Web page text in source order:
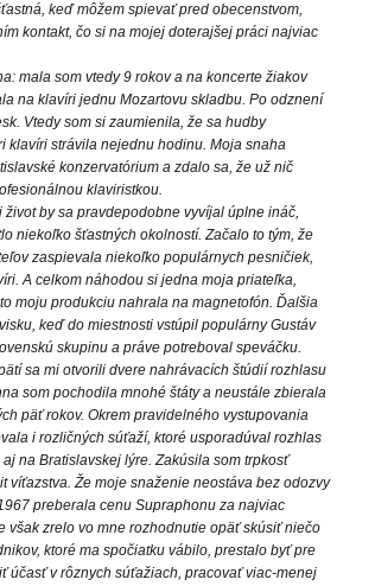
keď môžem spievať pred obecenstvom,
kontakt, čo si na mojej doterajšej práci najviac
mala som vtedy 9 rokov a na koncerte žiakov
na klavíri jednu Mozartovu skladbu. Po odznení
Vtedy som si zaumienila, že sa hudby
klavíri strávila nejednu hodinu. Moja snaha
konzervatórium a zdalo sa, že už nič
klaviristkou.
by sa pravdepodobne vyvíjal úplne ináč,
niekoľko šťastných okolností. Začalo to tým, že
zaspievala niekoľko populárnych pesničiek,
A celkom náhodou si jedna moja priateľka,
moju produkciu nahrala na magnetofón. Ďalšia
keď do miestnosti vstúpil populárny Gustáv
skupinu a práve potreboval speváčku.
sa mi otvorili dvere nahrávacích štúdií rozhlasu
som pochodila mnohé štáty a neustále zbierala
päť rokov. Okrem pravidelného vystupovania
i rozličných súťaží, ktoré usporadúval rozhlas
na Bratislavskej lýre. Zakúsila som trpkosť
víťazstva. Že moje snaženie neostáva bez odozvy
preberala cenu Supraphonu za najviac
však zrelo vo mne rozhodnutie opäť skúsiť niečo
ktoré ma spočiatku vábilo, prestalo byť pre
účasť v rôznych súťažiach, pracovať viac-menej